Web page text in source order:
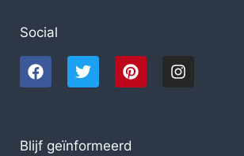
Social
Blijf geïnformeerd